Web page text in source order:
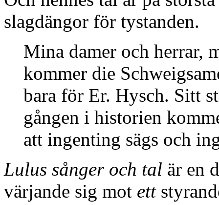
slagdängor för tystanden.
Mina damer och herrar,
kommer die
bara för Er. Hysch. Sitt
gången i historien
att ingenting sägs och
Lulus sånger och tal är en
värjande sig mot ett